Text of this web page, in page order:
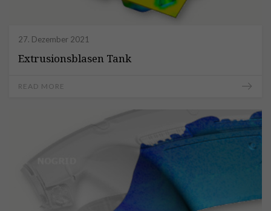
27. Dezember 2021
Extrusionsblasen Tank
READ MORE